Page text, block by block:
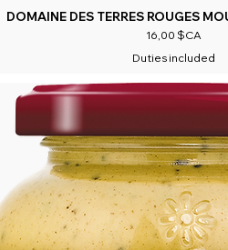
DOMAINE DES TERRES ROUGES
Prix
16,00 $CA
Duties included